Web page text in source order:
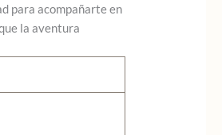
para acompañarte en
la aventura